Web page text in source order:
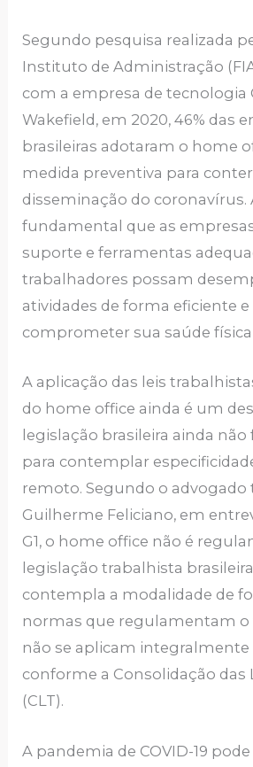
Segundo pesquisa realizada
Instituto de Administração
com a empresa de tecnologia
Wakefield, em 2020, 46% das
brasileiras adotaram o home
medida preventiva para conter
disseminação do coronavírus.
fundamental que as
suporte e ferramentas
trabalhadores possam
atividades de forma eficiente e
comprometer sua saúde
A aplicação das leis
do home office ainda é um
legislação brasileira ainda não
para contemplar
remoto. Segundo o advogado
Guilherme Feliciano, em
G1, o home office não é
legislação trabalhista
contempla a modalidade de
normas que regulamentam
não se aplicam integralmente
conforme a Consolidação das
(CLT).
A pandemia de COVID-19